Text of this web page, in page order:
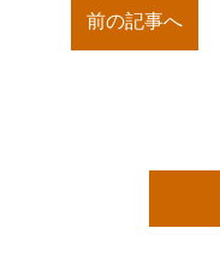
前の記事へ